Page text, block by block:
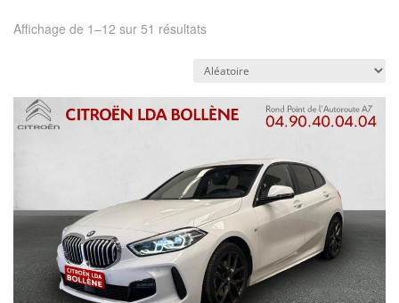
Affichage de 1–12 sur 51 résultats